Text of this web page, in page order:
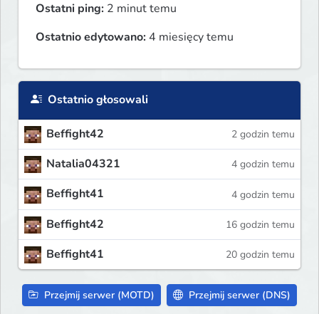
Ostatni ping: 2 minut temu
Ostatnio edytowano: 4 miesięcy temu
Ostatnio głosowali
Beffight42 2 godzin temu
Natalia04321 4 godzin temu
Beffight41 4 godzin temu
Beffight42 16 godzin temu
Beffight41 20 godzin temu
Przejmij serwer (MOTD) Przejmij serwer (DNS)